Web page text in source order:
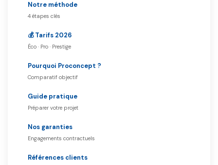
Notre méthode
4 étapes clés
💰 Tarifs 2026
Éco · Pro · Prestige
Pourquoi Proconcept ?
Comparatif objectif
Guide pratique
Préparer votre projet
Nos garanties
Engagements contractuels
Références clients